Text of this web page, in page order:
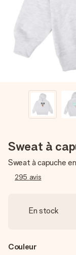
Créez quelque
son prénom,
Sans
Sweat à
Sweat à capuche
295 avis
En stock
Couleur